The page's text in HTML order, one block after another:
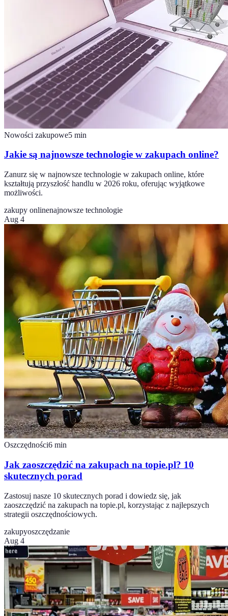
Nowości zakupowe5 min
Jakie są najnowsze technologie w zakupach online?
Zanurz się w najnowsze technologie w zakupach online, które
kształtują przyszłość handlu w 2026 roku, oferując wyjątkowe
możliwości.
zakupy onlinenajnowsze technologie
Aug 4
Oszczędności6 min
Jak zaoszczędzić na zakupach na topie.pl? 10
skutecznych porad
Zastosuj nasze 10 skutecznych porad i dowiedz się, jak
zaoszczędzić na zakupach na topie.pl, korzystając z najlepszych
strategii oszczędnościowych.
zakupyoszczędzanie
Aug 4